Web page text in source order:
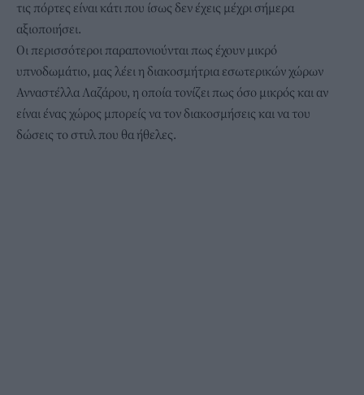
τις πόρτες είναι κάτι που ίσως δεν έχεις μέχρι σήμερα
αξιοποιήσει.
Οι περισσότεροι παραπονιούνται πως έχουν μικρό
υπνοδωμάτιο, μας λέει η διακοσμήτρια εσωτερικών χώρων
Ανναστέλλα Λαζάρου, η οποία τονίζει πως όσο μικρός και αν
είναι ένας χώρος μπορείς να τον διακοσμήσεις και να του
δώσεις το στυλ που θα ήθελες.